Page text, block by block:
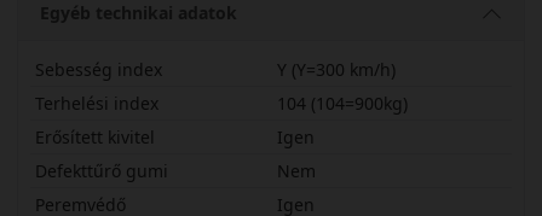
Egyéb technikai adatok
Sebesség index
Y (Y=300 km/h)
Terhelési index
104 (104=900kg)
Erősített kivitel
Igen
Defekttűrő gumi
Nem
Peremvédő
Igen